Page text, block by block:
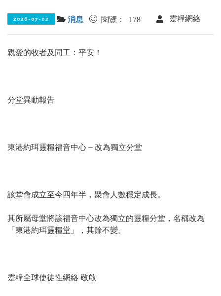
2026-07-02 消息 閱覽： 178 靈糧網絡
親愛的牧者及同工：平安！
分堂異動報告
東港約珥靈糧福音中心 – 改為獨立分堂
該堂會成立至今四年半，聚會人數穩定成長。
其所屬母堂將該福音中心改為獨立的靈糧分堂，名稱改為
「東港約珥靈糧堂」，其餘不變。
靈糧全球使徒性網絡 敬啟